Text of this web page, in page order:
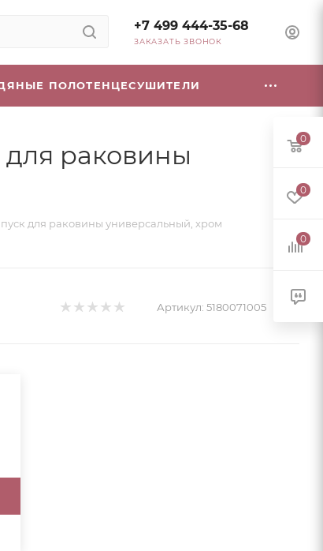
+7 499 444-35-68
ЗАКАЗАТЬ ЗВОНОК
ПОЛОТЕНЦЕСУШИТЕЛИ
для раковины
для раковины универсальный, хром
Артикул: 5180071005
0
0
0